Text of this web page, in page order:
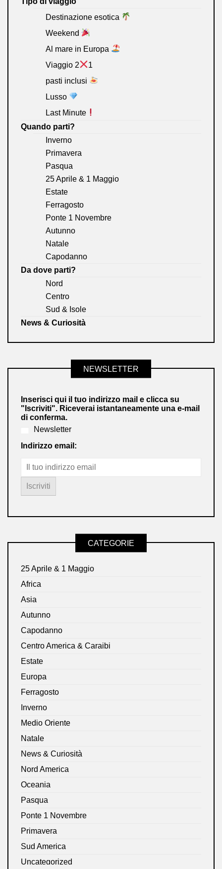
Destinazione esotica
Weekend
Al mare in Europa
Viaggio 2
1
pasti inclusi
Lusso
Last Minute
Quando parti?
Inverno
Primavera
Pasqua
25 Aprile & 1 Maggio
Estate
Ferragosto
Ponte 1 Novembre
Autunno
Natale
Capodanno
Da dove parti?
Nord
Centro
Sud & Isole
News & Curiosità
NEWSLETTER
Inserisci qui il tuo indirizzo mail e clicca su
"Iscriviti". Riceverai istantaneamente una e-mail
di conferma.
Newsletter
Indirizzo email:
CATEGORIE
25 Aprile & 1 Maggio
Africa
Asia
Autunno
Capodanno
Centro America & Caraibi
Estate
Europa
Ferragosto
Inverno
Medio Oriente
Natale
News & Curiosità
Nord America
Oceania
Pasqua
Ponte 1 Novembre
Primavera
Sud America
Uncategorized